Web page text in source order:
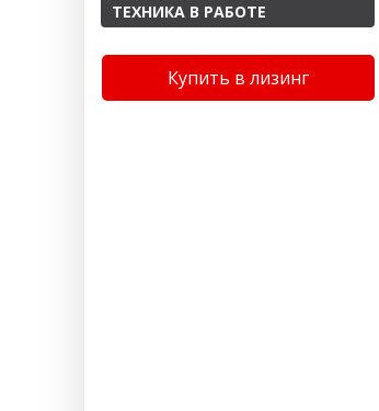
ТЕХНИКА В РАБОТЕ
Купить в лизинг